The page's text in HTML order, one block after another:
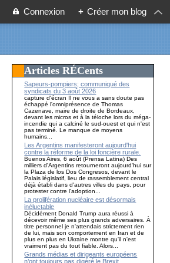
Connexion + Créer mon blog
Articles RÉCents
Sapeurs-pompiers; communiqué des
syndicats du 3 août 2026
capture d'écran Il ne vous a sans doute pas
échappé l'omniprésence de Thomas
Cazenave, maire de droite de Bordeaux,
devant les micros et à la téloche lors du méga-
incendie qui a calciné le sud-ouest et qui n'est
pas terminé. Le manque de moyens
humains...
Les Argentins manifesteront aujourd'hui
contre la réforme de la loi foncière rurale.
Buenos Aires, 6 août (Prensa Latina) Des
milliers d'Argentins retourneront aujourd'hui sur
la Plaza de los Dos Congresos, devant le
Palais législatif, lieu de rassemblement central
déjà établi dans d'autres villes du pays, pour
protester contre l'adoption...
La prolifération nucléaire est désormais
inéluctable
Décidément Donald Trump aura réussi à
décevoir même ses plus grands adversaires. À
titre personnel je n'attendais strictement rien
de lui, mais son comportement en Iran et de
plus en plus en Ukraine montre qu'il n'est
vraiment pas du tout fiable. Alors...
Grands médias et dirigeants européens
n’ont toujours pas digéré le Brexit…